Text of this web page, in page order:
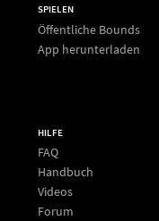
SPIELEN
Öffentliche Bounds
App herunterladen
HILFE
FAQ
Handbuch
Videos
Forum